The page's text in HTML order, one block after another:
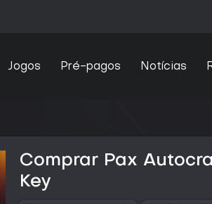
Jogos Pré-pagos Notícias
Comprar Pax
Key